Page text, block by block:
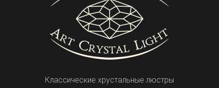
Классические хрустальные люстры